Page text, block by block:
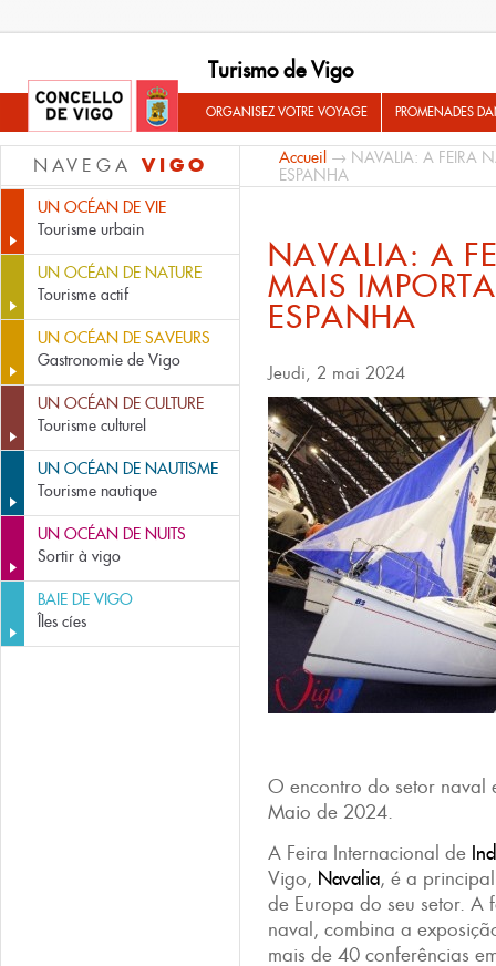
Turismo de Vigo
ORGANISEZ VOTRE VOYAGE PROMENADES
NAVEGA VIGO
UN OCÉAN DE VIE
Tourisme urbain
UN OCÉAN DE NATURE
Tourisme actif
UN OCÉAN DE SAVEURS
Gastronomie de Vigo
UN OCÉAN DE CULTURE
Tourisme culturel
UN OCÉAN DE NAUTISME
Tourisme nautique
UN OCÉAN DE NUITS
Sortir à vigo
BAIE DE VIGO
Îles cíes
Accueil → NAVALIA: A FEIRA
ESPANHA
NAVALIA: A
MAIS
ESPANHA
Jeudi, 2 mai 2024
O encontro do setor naval
Maio de 2024.
A Feira Internacional de
Vigo, Navalia, é a
de Europa do seu setor. A
naval, combina a
mais de 40 conferências